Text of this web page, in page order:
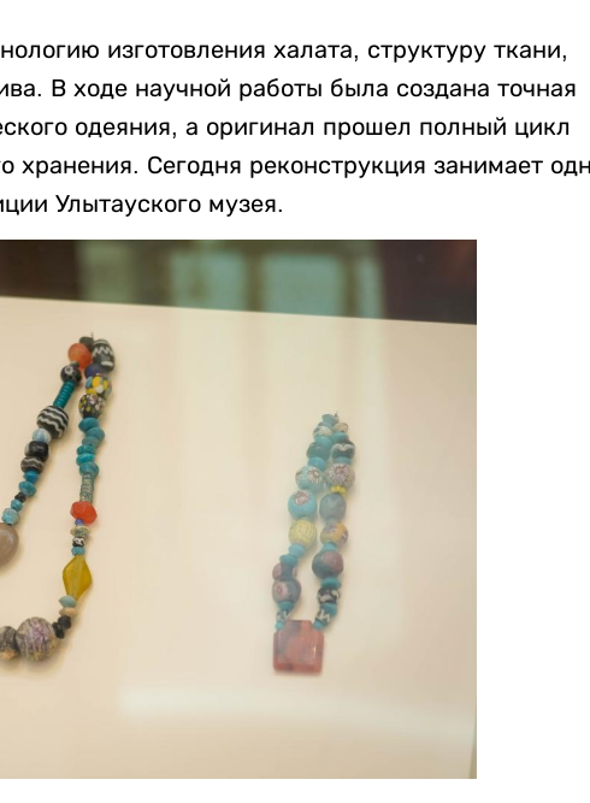
изготовления халата, структуру ткани,
В ходе научной работы была создана точная
одеяния, а оригинал прошел полный цикл
хранения. Сегодня реконструкция занимает
Улытауского музея.